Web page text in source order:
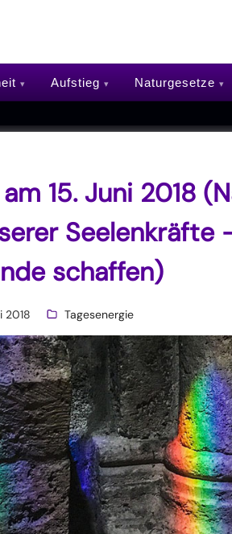
Aufstieg Naturgesetze
15. Juni 2018
Seelenkräfte
schaffen)
2018 Tagesenergie